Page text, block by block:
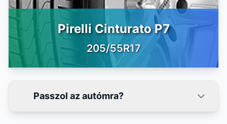
Pirelli Cinturato P7
205/55R17
Passzol az autómra?